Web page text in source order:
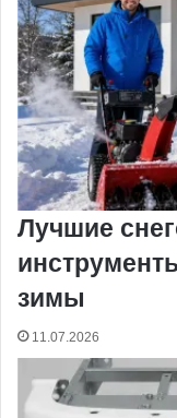
Лучшие
зимы
11.07.2026